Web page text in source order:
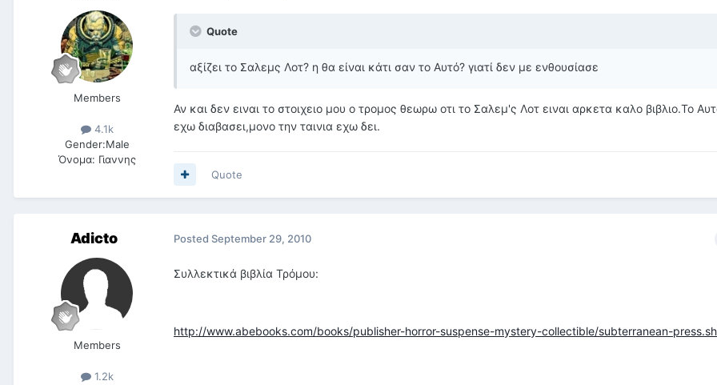
Members
4.1k
Gender:Male
Όνομα: Γιαννης
Quote
αξίζει το Σαλεμς Λοτ? η θα είναι κάτι σαν το Αυτό? γιατί δεν με ενθουσίασε
Αν και δεν ειναι το στοιχειο μου ο τρομος θεωρω οτι το Σαλεμ'ς Λοτ ειναι αρκετα καλο βιβλιο.Το
εχω διαβασει,μονο την ταινια εχω δει.
Quote
Adicto
Members
1.2k
Posted September 29, 2010
Συλλεκτικά βιβλία Τρόμου:
http://www.abebooks.com/books/publisher-horror-suspense-mystery-collectible/subterranean-